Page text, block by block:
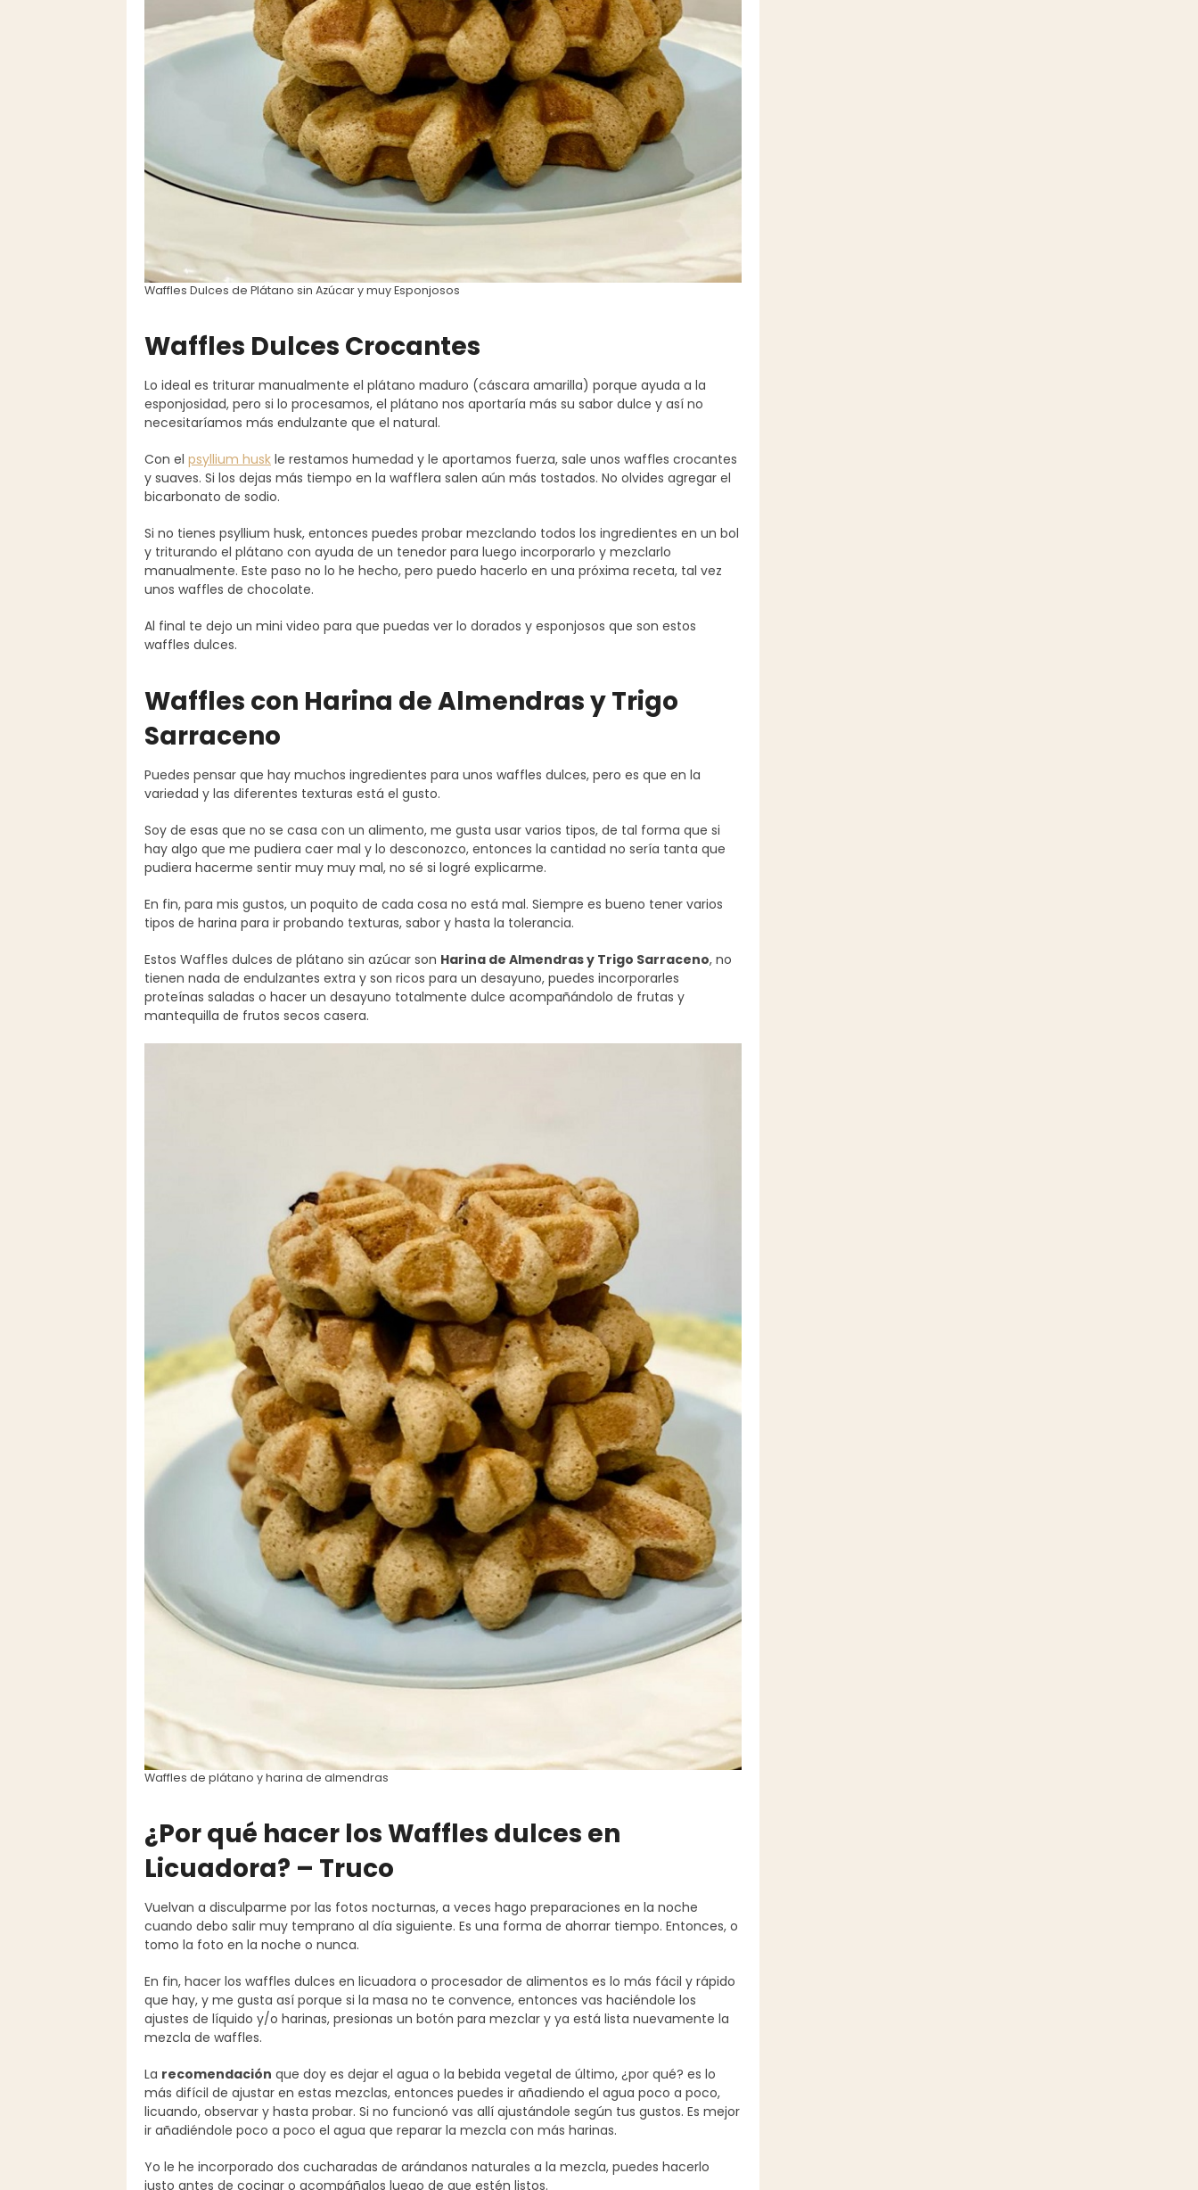
Waffles Dulces de Plátano sin Azúcar y muy Esponjosos
Waffles Dulces Crocantes
Lo ideal es triturar manualmente el plátano maduro (cáscara amarilla) porque ayuda a la
esponjosidad, pero si lo procesamos, el plátano nos aportaría más su sabor dulce y así no
necesitaríamos más endulzante que el natural.
Con el psyllium husk le restamos humedad y le aportamos fuerza, sale unos waffles crocantes
y suaves. Si los dejas más tiempo en la wafflera salen aún más tostados. No olvides agregar el
bicarbonato de sodio.
Si no tienes psyllium husk, entonces puedes probar mezclando todos los ingredientes en un bol
y triturando el plátano con ayuda de un tenedor para luego incorporarlo y mezclarlo
manualmente. Este paso no lo he hecho, pero puedo hacerlo en una próxima receta, tal vez
unos waffles de chocolate.
Al final te dejo un mini video para que puedas ver lo dorados y esponjosos que son estos
waffles dulces.
Waffles con Harina de Almendras y Trigo
Sarraceno
Puedes pensar que hay muchos ingredientes para unos waffles dulces, pero es que en la
variedad y las diferentes texturas está el gusto.
Soy de esas que no se casa con un alimento, me gusta usar varios tipos, de tal forma que si
hay algo que me pudiera caer mal y lo desconozco, entonces la cantidad no sería tanta que
pudiera hacerme sentir muy muy mal, no sé si logré explicarme.
En fin, para mis gustos, un poquito de cada cosa no está mal. Siempre es bueno tener varios
tipos de harina para ir probando texturas, sabor y hasta la tolerancia.
Estos Waffles dulces de plátano sin azúcar son Harina de Almendras y Trigo Sarraceno, no
tienen nada de endulzantes extra y son ricos para un desayuno, puedes incorporarles
proteínas saladas o hacer un desayuno totalmente dulce acompañándolo de frutas y
mantequilla de frutos secos casera.
Waffles de plátano y harina de almendras
¿Por qué hacer los Waffles dulces en
Licuadora? – Truco
Vuelvan a disculparme por las fotos nocturnas, a veces hago preparaciones en la noche
cuando debo salir muy temprano al día siguiente. Es una forma de ahorrar tiempo. Entonces, o
tomo la foto en la noche o nunca.
En fin, hacer los waffles dulces en licuadora o procesador de alimentos es lo más fácil y rápido
que hay, y me gusta así porque si la masa no te convence, entonces vas haciéndole los
ajustes de líquido y/o harinas, presionas un botón para mezclar y ya está lista nuevamente la
mezcla de waffles.
La recomendación que doy es dejar el agua o la bebida vegetal de último, ¿por qué? es lo
más difícil de ajustar en estas mezclas, entonces puedes ir añadiendo el agua poco a poco,
licuando, observar y hasta probar. Si no funcionó vas allí ajustándole según tus gustos. Es mejor
ir añadiéndole poco a poco el agua que reparar la mezcla con más harinas.
Yo le he incorporado dos cucharadas de arándanos naturales a la mezcla, puedes hacerlo
justo antes de cocinar o acompáñalos luego de que estén listos.